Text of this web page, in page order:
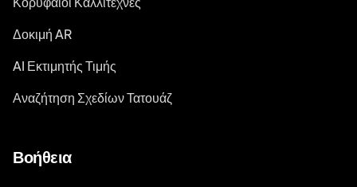
Δοκιμή AR
AI Εκτιμητής Τιμής
Αναζήτηση Σχεδίων Τατουάζ
Βοήθεια